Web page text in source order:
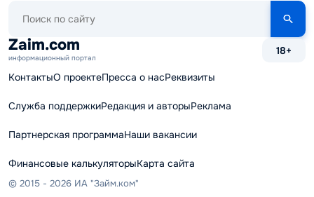
сайту
Zaim.com
информационный портал
18+
КонтактыО проектеПресса о насРеквизиты
Служба поддержкиРедакция и авторыРеклама
Партнерская программаНаши вакансии
Финансовые калькуляторыКарта сайта
© 2015 - 2026 ИА "Займ.ком"